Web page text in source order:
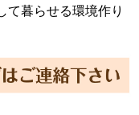
て暮らせる環境作り